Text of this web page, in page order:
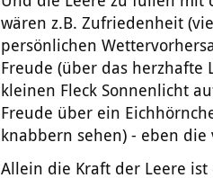
wären z.B. Zufriedenheit
persönlichen
Freude (über das herzhafte
kleinen Fleck Sonnenlicht
Freude über ein
knabbern sehen) - eben
Allein die Kraft der Leere